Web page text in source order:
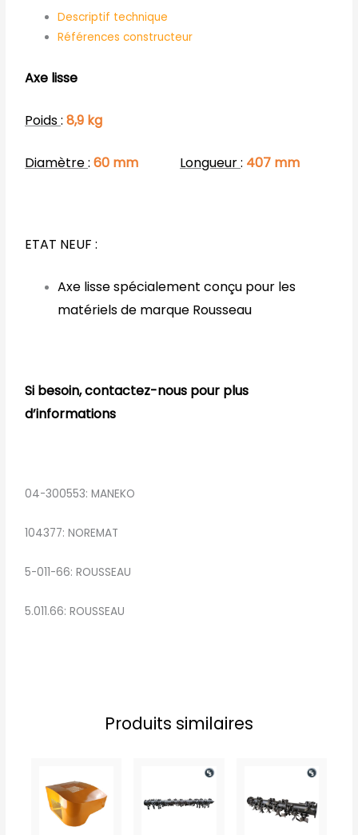
ROU Descriptif technique
Références constructeur
Axe lisse
Poids: 8,9 kg
Diamètre: 60 mm Longueur: 407 mm
ETAT NEUF :
Axe lisse spécialement conçu pour les
matériels de marque Rousseau
Si besoin, contactez-nous pour plus
d’informations
04-300553: MANEKO
104377: NOREMAT
5-011-66: ROUSSEAU
5.011.66: ROUSSEAU
Produits similaires